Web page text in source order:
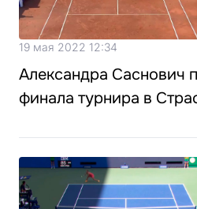
19 мая 2022 12:34
Александра Саснович
финала турнира в